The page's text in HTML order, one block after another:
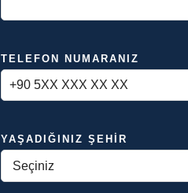
TELEFON NUMARANIZ
YAŞADIĞINIZ ŞEHIR